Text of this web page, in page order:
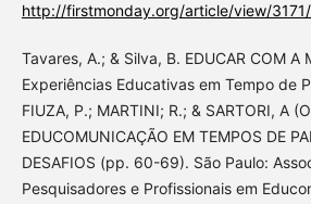
http://firstmonday.org/article/view/
Tavares, A.; & Silva, B. EDUCAR COM A
Experiências Educativas em Tempo de
FIUZA, P.; MARTINI; R.; & SARTORI, A
EDUCOMUNICAÇÃO EM TEMPOS DE
DESAFIOS (pp. 60-69). São Paulo:
Pesquisadores e Profissionais em